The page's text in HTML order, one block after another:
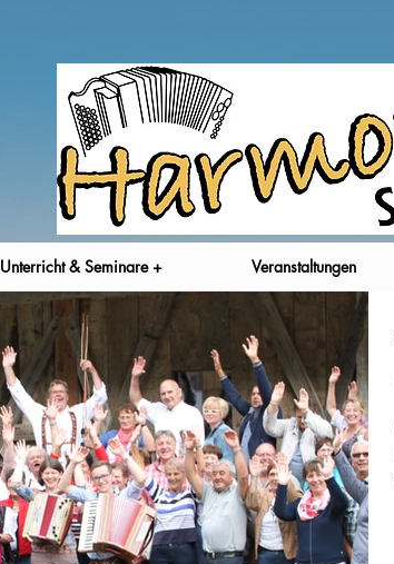
Unterricht & Seminare + Veranstaltungen